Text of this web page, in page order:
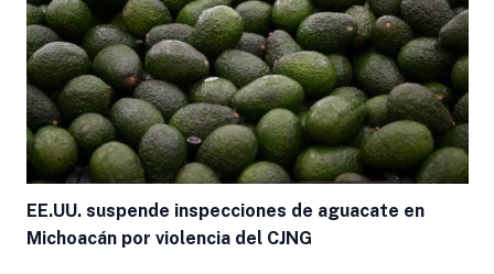
EE.UU. suspende inspecciones de aguacate en
Michoacán por violencia del CJNG